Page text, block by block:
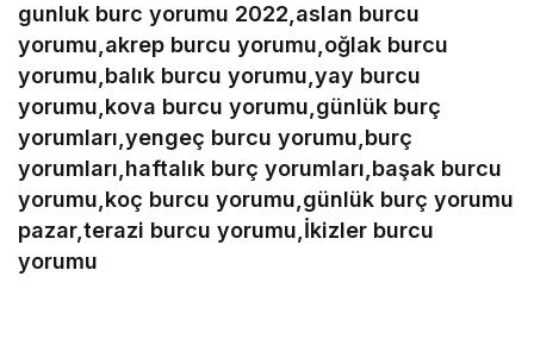
gunluk burc yorumu 2022,aslan burcu
yorumu,akrep burcu yorumu,oğlak burcu
yorumu,balık burcu yorumu,yay burcu
yorumu,kova burcu yorumu,günlük burç
yorumları,yengeç burcu yorumu,burç
yorumları,haftalık burç yorumları,başak burcu
yorumu,koç burcu yorumu,günlük burç yorumu
pazar,terazi burcu yorumu,İkizler burcu
yorumu